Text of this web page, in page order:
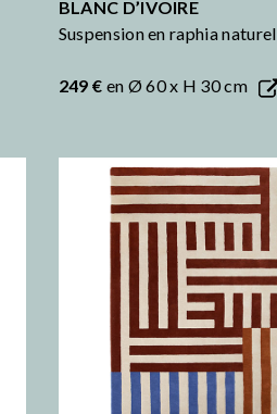
BLANC D’IVOIRE
Suspension en raphia naturel
249 € en Ø 60 x H 30 cm